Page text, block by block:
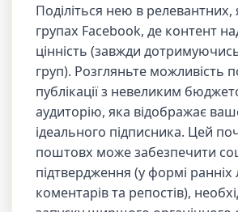
Поділіться нею в релевантних,
групах Facebook, де контент
цінність (завжди
груп). Розгляньте можливість
публікації з невеликим
аудиторію, яка відображає
ідеального підписника. Цей
поштовх може забезпечити
підтвердження (у формі ранніх
коментарів та репостів),